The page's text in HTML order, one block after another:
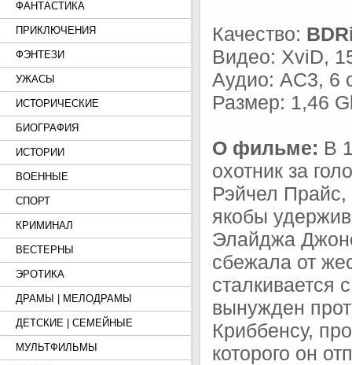
ФАНТАСТИКА
ПРИКЛЮЧЕНИЯ
ФЭНТЕЗИ
УЖАСЫ
ИСТОРИЧЕСКИЕ
БИОГРАФИЯ
ИСТОРИИ
ВОЕННЫЕ
СПОРТ
КРИМИНАЛ
ВЕСТЕРНЫ
ЭРОТИКА
ДРАМЫ | МЕЛОДРАМЫ
ДЕТСКИЕ | СЕМЕЙНЫЕ
МУЛЬТФИЛЬМЫ
Качество:
Видео: XviD,
Аудио: AC3, 6
Размер: 1,46
О фильме: В
охотник за
Рэйчел
якобы
Элайджа
сбежала от
сталкивается
вынужден
Криббенсу,
которого он